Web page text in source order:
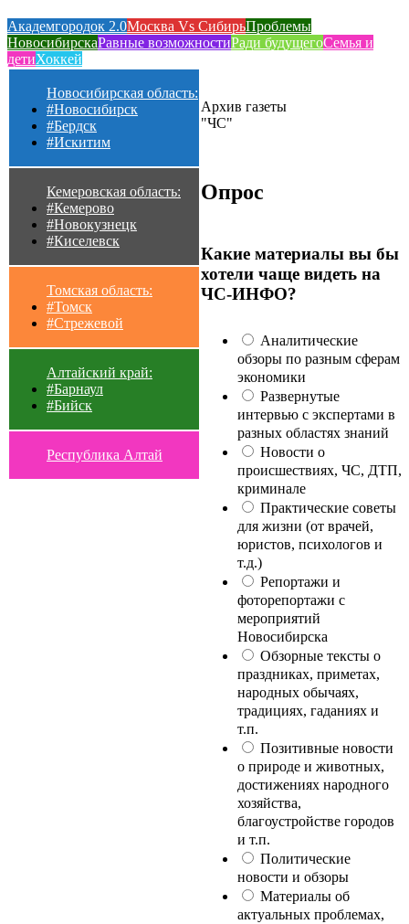
Академгородок 2.0Москва Vs СибирьПроблемы
НовосибирскаРавные возможностиРади будущегоСемья и
детиХоккей
Новосибирская область:
#Новосибирск
#Бердск
#Искитим
Кемеровская область:
#Кемерово
#Новокузнецк
#Киселевск
Томская область:
#Томск
#Стрежевой
Алтайский край:
#Барнаул
#Бийск
Республика Алтай
Архив газеты
"ЧС"
Опрос
Какие материалы вы бы
хотели чаще видеть на
ЧС-ИНФО?
Аналитические
обзоры по разным сферам
экономики
Развернутые
интервью с экспертами в
разных областях знаний
Новости о
происшествиях, ЧС, ДТП,
криминале
Практические советы
для жизни (от врачей,
юристов, психологов и
т.д.)
Репортажи и
фоторепортажи с
мероприятий
Новосибирска
Обзорные тексты о
праздниках, приметах,
народных обычаях,
традициях, гаданиях и
т.п.
Позитивные новости
о природе и животных,
достижениях народного
хозяйства,
благоустройстве городов
и т.п.
Политические
новости и обзоры
Материалы об
актуальных проблемах,